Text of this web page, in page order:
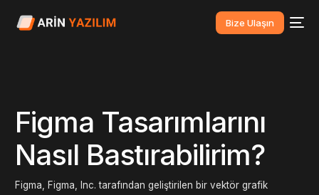
Bize Ulaşın
Figma Tasarımlarını
Nasıl Bastırabilirim?
Figma, Figma, Inc. tarafından geliştirilen bir vektör grafik